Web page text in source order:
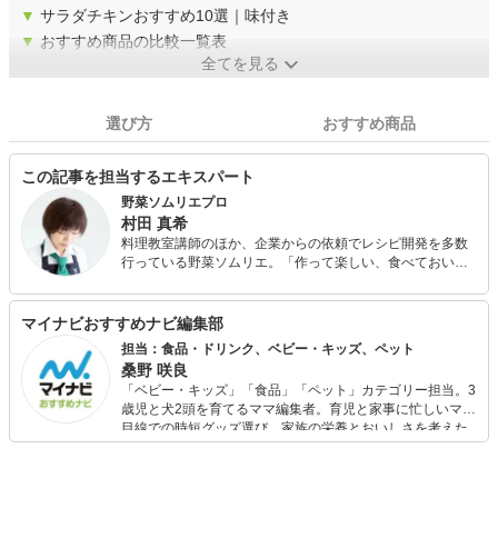
▼ サラダチキンおすすめ10選｜味付き
▼ おすすめ商品の比較一覧表
全てを見る
選び方 おすすめ商品
この記事を担当するエキスパート
野菜ソムリエプロ
村田 真希
料理教室講師のほか、企業からの依頼でレシピ開発を多数
行っている野菜ソムリエ。「作って楽しい、食べておいし
く、そして体にもいい料理を得意とする。 料理研究家のア
シスタントを経て、2013年にジュニア野菜ソムリエ（現 野
菜ソムリエ）、2015年に野菜ソムリエ（現 野菜ソムリエプ
ロ）の資格を取得。2017年日本野菜ソムリエ協会主催「サ
ラダレシピコンテスト」優秀賞受賞。
マイナビおすすめナビ編集部
担当：食品・ドリンク、ベビー・キッズ、ペット
桑野 咲良
「ベビー・キッズ」「食品」「ペット」カテゴリー担当。3
歳児と犬2頭を育てるママ編集者。育児と家事に忙しいママ
目線での時短グッズ選び、家族の栄養とおいしさを考えた
食品選び、束の間のリラックスタイムを楽しむためのスイ